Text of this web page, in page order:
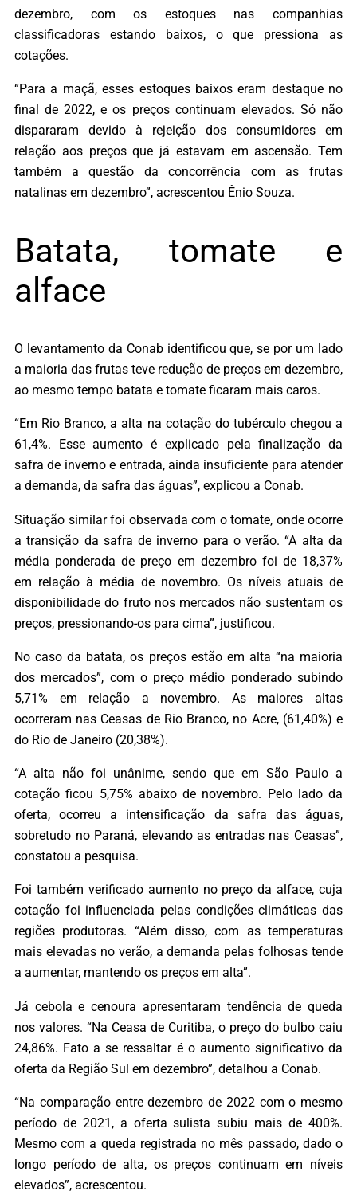
dezembro, com os estoques nas companhias
classificadoras estando baixos, o que pressiona as
cotações.
“Para a maçã, esses estoques baixos eram destaque no
final de 2022, e os preços continuam elevados. Só não
dispararam devido à rejeição dos consumidores em
relação aos preços que já estavam em ascensão. Tem
também a questão da concorrência com as frutas
natalinas em dezembro”, acrescentou Ênio Souza.
Batata, tomate e
alface
O levantamento da Conab identificou que, se por um lado
a maioria das frutas teve redução de preços em dezembro,
ao mesmo tempo batata e tomate ficaram mais caros.
“Em Rio Branco, a alta na cotação do tubérculo chegou a
61,4%. Esse aumento é explicado pela finalização da
safra de inverno e entrada, ainda insuficiente para atender
a demanda, da safra das águas”, explicou a Conab.
Situação similar foi observada com o tomate, onde ocorre
a transição da safra de inverno para o verão. “A alta da
média ponderada de preço em dezembro foi de 18,37%
em relação à média de novembro. Os níveis atuais de
disponibilidade do fruto nos mercados não sustentam os
preços, pressionando-os para cima”, justificou.
No caso da batata, os preços estão em alta “na maioria
dos mercados”, com o preço médio ponderado subindo
5,71% em relação a novembro. As maiores altas
ocorreram nas Ceasas de Rio Branco, no Acre, (61,40%) e
do Rio de Janeiro (20,38%).
“A alta não foi unânime, sendo que em São Paulo a
cotação ficou 5,75% abaixo de novembro. Pelo lado da
oferta, ocorreu a intensificação da safra das águas,
sobretudo no Paraná, elevando as entradas nas Ceasas”,
constatou a pesquisa.
Foi também verificado aumento no preço da alface, cuja
cotação foi influenciada pelas condições climáticas das
regiões produtoras. “Além disso, com as temperaturas
mais elevadas no verão, a demanda pelas folhosas tende
a aumentar, mantendo os preços em alta”.
Já cebola e cenoura apresentaram tendência de queda
nos valores. “Na Ceasa de Curitiba, o preço do bulbo caiu
24,86%. Fato a se ressaltar é o aumento significativo da
oferta da Região Sul em dezembro”, detalhou a Conab.
“Na comparação entre dezembro de 2022 com o mesmo
período de 2021, a oferta sulista subiu mais de 400%.
Mesmo com a queda registrada no mês passado, dado o
longo período de alta, os preços continuam em níveis
elevados”, acrescentou.